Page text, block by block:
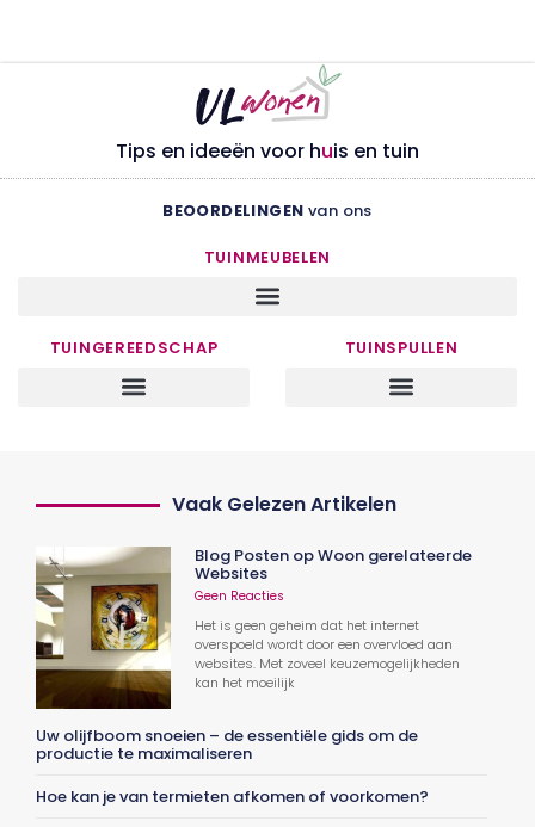
Tips en ideeën voor huis en tuin
BEOORDELINGEN van ons
TUINMEUBELEN
TUINGEREEDSCHAP TUINSPULLEN
Vaak Gelezen Artikelen
Blog Posten op Woon gerelateerde
Websites
Geen Reacties
Het is geen geheim dat het internet
overspoeld wordt door een overvloed aan
websites. Met zoveel keuzemogelijkheden
kan het moeilijk
Uw olijfboom snoeien – de essentiële gids om de
productie te maximaliseren
Hoe kan je van termieten afkomen of voorkomen?